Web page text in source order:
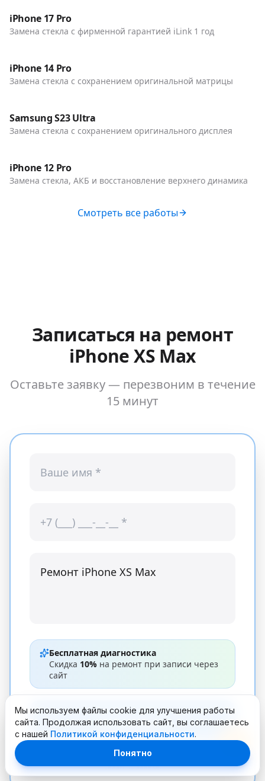
Телефоны
iPhone 17 Pro
Замена стекла с фирменной гарантией iLink 1 год
Телефоны
До / После
iPhone 14 Pro
Замена стекла с сохранением оригинальной матрицы
Телефоны
До / После
Samsung S23 Ultra
Замена стекла с сохранением оригинального дисплея
Телефоны
До / После
iPhone 12 Pro
Замена стекла, АКБ и восстановление верхнего динамика
Смотреть все работы
Записаться на ремонт
iPhone XS Max
Оставьте заявку — перезвоним в течение
15 минут
Бесплатная диагностика
Скидка 10% на ремонт при записи через
сайт
Продолжить
* Обязательные поля. Мы используем данные только для
связи по заявке.
Мы используем файлы cookie для улучшения работы
сайта. Продолжая использовать сайт, вы соглашаетесь
с нашей Политикой конфиденциальности.
Понятно